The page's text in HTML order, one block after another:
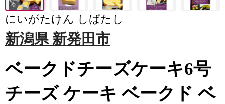
にいがたけん しばたし
新潟県 新発田市
ベークドチーズケーキ6号
チーズ ケーキ ベークド ベ